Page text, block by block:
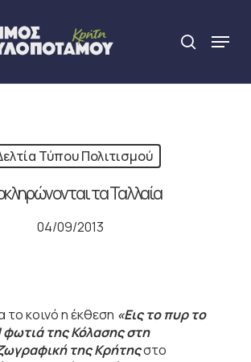
search
Menu
Τύπου Πολιτισμού
τα Ταλλαία
04/09/2013
το κοινό η έκθεση «Εις το πυρ το
φωτιά της Κόλασης στη
της Κρήτηςστο
Close